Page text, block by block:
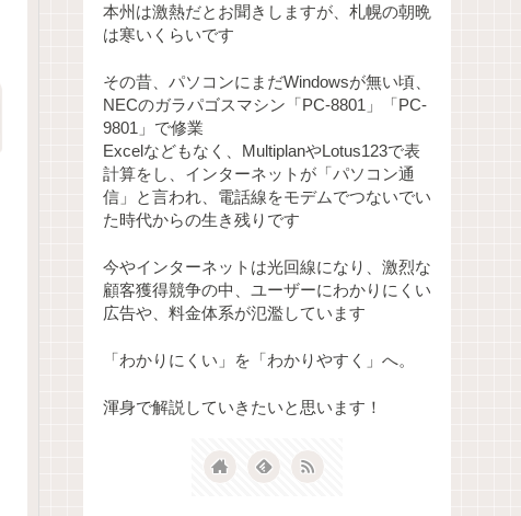
本州は激熱だとお聞きしますが、札幌の朝晩
は寒いくらいです
その昔、パソコンにまだWindowsが無い頃、
NECのガラパゴスマシン「PC-8801」「PC-
9801」で修業
Excelなどもなく、MultiplanやLotus123で表
計算をし、インターネットが「パソコン通
信」と言われ、電話線をモデムでつないでい
た時代からの生き残りです
今やインターネットは光回線になり、激烈な
顧客獲得競争の中、ユーザーにわかりにくい
広告や、料金体系が氾濫しています
「わかりにくい」を「わかりやすく」へ。
渾身で解説していきたいと思います！